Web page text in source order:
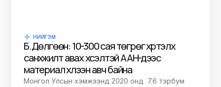
НИЙГЭМ
Б.Дөлгөөн: 10-300 сая төгрөг хүртэлх
санхүүжилт авах хүсэлтэй ААН-үүдээс
материал хүлээн авч байна
Монгол Улсын хэмжээнд 2020 онд 7.6 тэрбум